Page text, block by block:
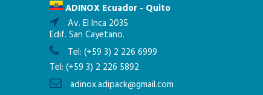
ADINOX Ecuador - Quito
Av. El Inca 2035
Edif. San Cayetano.
Tel: (+59 3) 2 226 6999
Tel: (+59 3) 2 226 5892
adinox.adipack@gmail.com